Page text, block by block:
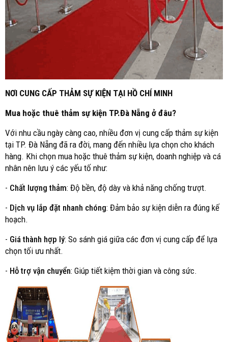
NƠI CUNG CẤP THẢM SỰ KIỆN TẠI HỒ CHÍ MINH
Mua hoặc thuê thảm sự kiện TP.Đà Nẵng ở đâu?
Với nhu cầu ngày càng cao, nhiều đơn vị cung cấp thảm sự kiện
tại TP. Đà Nẵng đã ra đời, mang đến nhiều lựa chọn cho khách
hàng. Khi chọn mua hoặc thuê thảm sự kiện, doanh nghiệp và cá
nhân nên lưu ý các yếu tố như:
- Chất lượng thảm: Độ bền, độ dày và khả năng chống trượt.
- Dịch vụ lắp đặt nhanh chóng: Đảm bảo sự kiện diễn ra đúng kế
hoạch.
- Giá thành hợp lý: So sánh giá giữa các đơn vị cung cấp để lựa
chọn tối ưu nhất.
- Hỗ trợ vận chuyển: Giúp tiết kiệm thời gian và công sức.